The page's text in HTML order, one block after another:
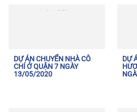
DỰ ÁN CHUYỂN NHÀ CÔ
CHÍ Ở QUẬN 7 NGÀY
13/05/2020
DỰ